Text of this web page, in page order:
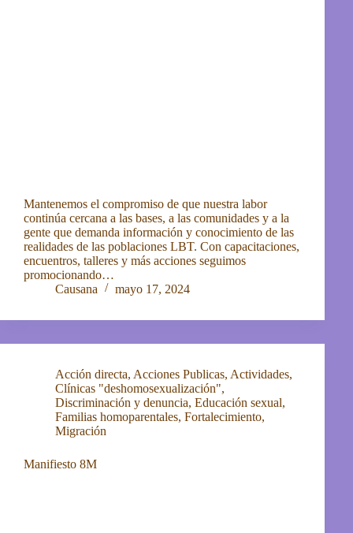
Mantenemos el compromiso de que nuestra labor
continúa cercana a las bases, a las comunidades y a la
gente que demanda información y conocimiento de las
realidades de las poblaciones LBT. Con capacitaciones,
encuentros, talleres y más acciones seguimos
promocionando…
Causana
mayo 17, 2024
Acción directa, Acciones Publicas, Actividades,
Clínicas "deshomosexualización",
Discriminación y denuncia, Educación sexual,
Familias homoparentales, Fortalecimiento,
Migración
Manifiesto 8M